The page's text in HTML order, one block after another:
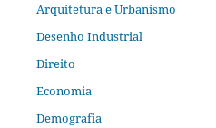
Arquitetura e Urbanismo
Desenho Industrial
Direito
Economia
Demografia